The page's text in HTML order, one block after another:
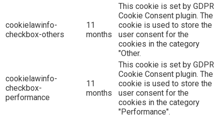
cookielawinfo-
checkbox-others
11
months
This cookie is set by GDPR
Cookie Consent plugin. The
cookie is used to store the
user consent for the
cookies in the category
"Other.
cookielawinfo-
checkbox-
performance
11
months
This cookie is set by GDPR
Cookie Consent plugin. The
cookie is used to store the
user consent for the
cookies in the category
"Performance".